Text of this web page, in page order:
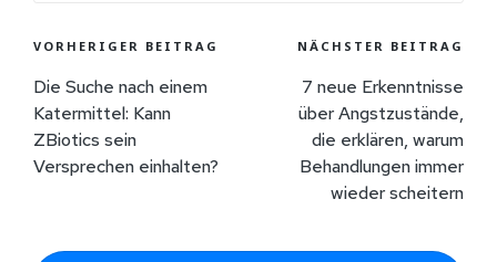
VORHERIGER BEITRAG
Die Suche nach einem
Katermittel: Kann
ZBiotics sein
Versprechen einhalten?
NÄCHSTER BEITRAG
7 neue Erkenntnisse
über Angstzustände,
die erklären, warum
Behandlungen immer
wieder scheitern